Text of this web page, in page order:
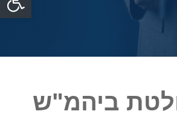
ביהמ"ש